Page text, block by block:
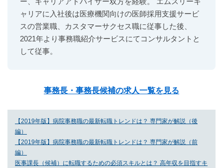
ャリアに入社後は医療機関向けの医師採用支援サービ
スの営業職、カスタマーサクセス職に従事した後、
2021年より事務職紹介サービスにてコンサルタントと
して従事。
事務長・事務長候補の求人一覧を見る
【2019年版】病院事務職の最新転職トレンドは？ 専門家が解説（後
編）
【2019年版】病院事務職の最新転職トレンドは？ 専門家が解説（前
編）
医事課長（候補）に転職するための必須スキルとは？ 高年収を目指すキ